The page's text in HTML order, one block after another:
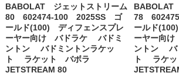
BABOLAT ジェットストリーム
80 602474-100 2025SS ゴ
ールド(100) ディフェンスプレ
ーヤー向け バドラケ バドミ
ントン バドミントンラケッ
ト ラケット バボラ
JETSTREAM 80
BABOLAT
78
ールド
ーヤー向
ントン バ
ト ラケ